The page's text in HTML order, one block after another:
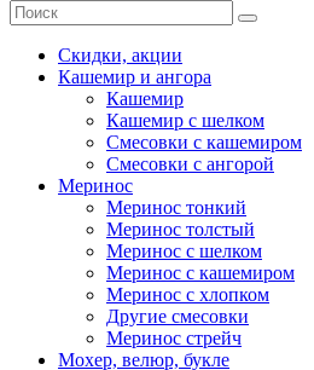
Скидки, акции
Кашемир и ангора
Кашемир
Кашемир с шелком
Смесовки с кашемиром
Смесовки с ангорой
Меринос
Меринос тонкий
Меринос толстый
Меринос с шелком
Меринос с кашемиром
Меринос с хлопком
Другие смесовки
Меринос стрейч
Мохер, велюр, букле